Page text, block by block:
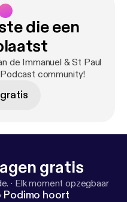
die een
de Immanuel & St Paul
community!
gratis
· Elk moment opzegbaar
Podimo hoort